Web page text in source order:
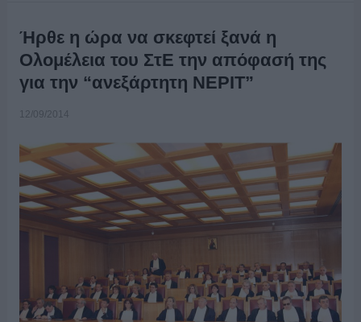
Ήρθε η ώρα να σκεφτεί ξανά η
Ολομέλεια του ΣτΕ την απόφασή της
για την “ανεξάρτητη ΝΕΡΙΤ”
12/09/2014